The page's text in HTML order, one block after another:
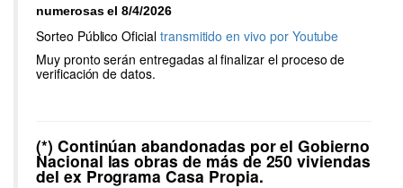
numerosas el 8/4/2026
Sorteo Público Oficial transmitido en vivo por Youtube
Muy pronto serán entregadas al finalizar el proceso de
verificación de datos.
(*) Continúan abandonadas por el Gobierno
Nacional las obras de más de 250 viviendas
del ex Programa Casa Propia.